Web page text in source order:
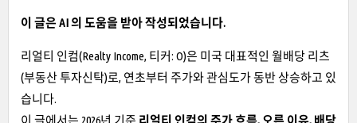
이 글은 AI 의 도움을 받아 작성되었습니다.
리얼티 인컴(Realty Income, 티커: O)은 미국 대표적인 월배당 리츠
(부동산 투자신탁)로, 연초부터 주가와 관심도가 동반 상승하고 있
습니다.